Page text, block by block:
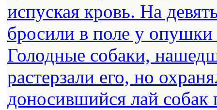
испуская кровь. На
бросили в поле у опушки
Голодные собаки,
растерзали его, но
доносившийся лай